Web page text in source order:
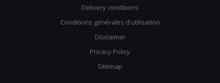
Delivery conditions
Conditions générales d'utilisation
Disclaimer
Privacy Policy
Sitemap